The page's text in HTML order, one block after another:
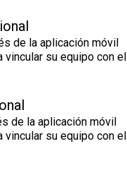
de la aplicación móvil
su equipo con el
de la aplicación móvil
su equipo con el